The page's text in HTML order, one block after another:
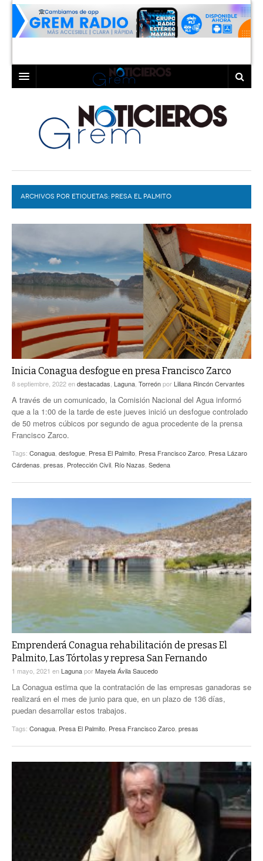
LAGUNA
TORREÓN
GÓMEZ PALACIO
LERDO
COAHUILA
DURANGO
DEPORTES
EL EXACTO
EXA INFORMA
GLOBO
CONTEXTOS
TRAYECTO LAGUNA
A MEDIA MAÑANA
A TODA LEY
DIÁLOGOS CON LA HISTORIA
TWEETS AND BEATS
LA MEJOR 97.1 ESTÉREO GALLITO
ACTUALIDADES GREM
LA MEJOR INFORMACIÓN
PC29
ACTUALIDADES GREM
ARCHIVOS POR ETIQUETAS: PRESA EL PALMITO
Inicia Conagua desfogue en presa Francisco Zarco
8 septiembre, 2022endestacadas Laguna Torreónpor Liliana Rincón Cervantes
A través de un comunicado, la Comisión Nacional del Agua informó
que a la 1:00 de la tarde de este jueves inició un desfogue controlado
de 50 metros cúbicos por segundo de agua procedente de la prensa
Francisco Zarco.
Tags: Conagua desfogue Presa El Palmito Presa Francisco Zarco Presa Lázaro
Cárdenas presas Protección Civil Río Nazas Sedena
Emprenderá Conagua rehabilitación de presas El
Palmito, Las Tórtolas y represa San Fernando
1 mayo, 2021 en LagunaporMayela Ávila Saucedo
La Conagua estima que la contratación de las empresas ganadoras se
realizará en el mes de junio para que, en un plazo de 136 días,
puedan desarrollar estos trabajos.
Tags: Conagua Presa El Palmito Presa Francisco Zarco presas